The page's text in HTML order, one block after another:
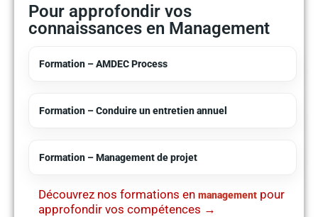
Pour approfondir vos
connaissances en Management
Formation – AMDEC Process
Formation – Conduire un entretien annuel
Formation – Management de projet
Découvrez nos formations en management pour
approfondir vos compétences →